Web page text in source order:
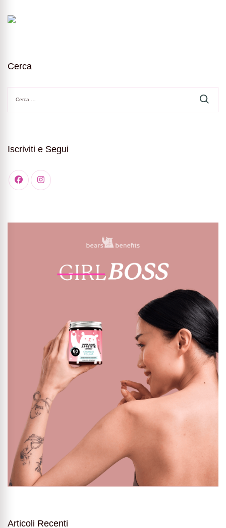
Cerca
per:
Iscriviti e Segui
Articoli Recenti